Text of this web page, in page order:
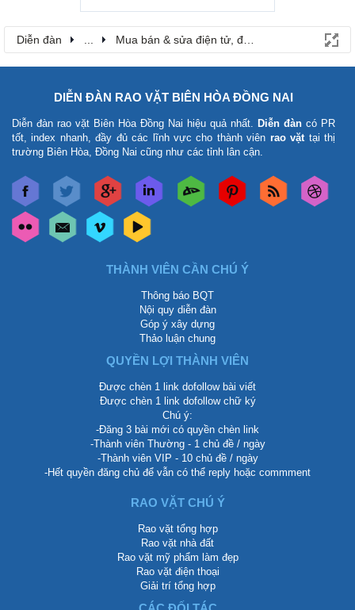
Diễn đàn Mua bán & sửa điện tử, điện lạnh
DIỄN ĐÀN RAO VẶT BIÊN HÒA ĐỒNG NAI
Diễn đàn rao vặt Biên Hòa Đồng Nai hiệu quả nhất. Diễn đàn có PR
tốt, index nhanh, đầy đủ các lĩnh vực cho thành viên rao vặt tại thị
trường Biên Hòa, Đồng Nai cũng như các tỉnh lân cận.
THÀNH VIÊN CẦN CHÚ Ý
Thông báo BQT
Nội quy diễn đàn
Góp ý xây dựng
Thảo luận chung
QUYỀN LỢI THÀNH VIÊN
Được chèn 1 link dofollow bài viết
Được chèn 1 link dofollow chữ ký
Chú ý:
-Đăng 3 bài mới có quyền chèn link
-Thành viên Thường - 1 chủ đề / ngày
-Thành viên VIP - 10 chủ đề / ngày
-Hết quyền đăng chủ để vẫn có thể reply hoặc commment
RAO VẶT CHÚ Ý
Rao vặt tổng hợp
Rao vặt nhà đất
Rao vặt mỹ phẩm làm đẹp
Rao vặt điện thoại
Giải trí tổng hợp